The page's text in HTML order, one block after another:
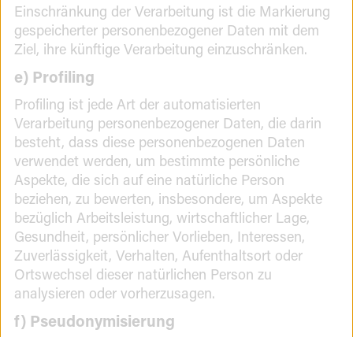
Einschränkung der Verarbeitung ist die Markierung
gespeicherter personenbezogener Daten mit dem
Ziel, ihre künftige Verarbeitung einzuschränken.
e) Profiling
Profiling ist jede Art der automatisierten
Verarbeitung personenbezogener Daten, die darin
besteht, dass diese personenbezogenen Daten
verwendet werden, um bestimmte persönliche
Aspekte, die sich auf eine natürliche Person
beziehen, zu bewerten, insbesondere, um Aspekte
bezüglich Arbeitsleistung, wirtschaftlicher Lage,
Gesundheit, persönlicher Vorlieben, Interessen,
Zuverlässigkeit, Verhalten, Aufenthaltsort oder
Ortswechsel dieser natürlichen Person zu
analysieren oder vorherzusagen.
f) Pseudonymisierung